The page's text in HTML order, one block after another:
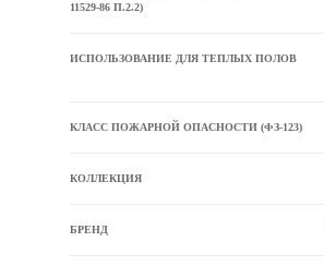
11529-86 П.2.2)
ИСПОЛЬЗОВАНИЕ ДЛЯ ТЕПЛЫХ ПОЛОВ
КЛАСС ПОЖАРНОЙ ОПАСНОСТИ (ФЗ-123)
КОЛЛЕКЦИЯ
БРЕНД